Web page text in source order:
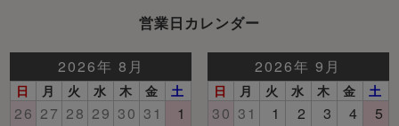
営業日カレンダー